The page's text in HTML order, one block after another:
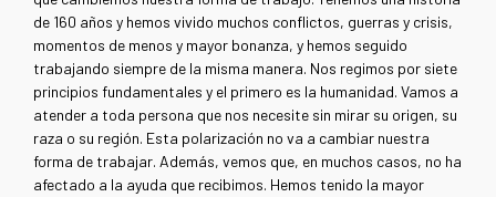
de 160 años y hemos vivido muchos conflictos, guerras y crisis,
momentos de menos y mayor bonanza, y hemos seguido
trabajando siempre de la misma manera. Nos regimos por siete
principios fundamentales y el primero es la humanidad. Vamos a
atender a toda persona que nos necesite sin mirar su origen, su
raza o su región. Esta polarización no va a cambiar nuestra
forma de trabajar. Además, vemos que, en muchos casos, no ha
afectado a la ayuda que recibimos. Hemos tenido la mayor